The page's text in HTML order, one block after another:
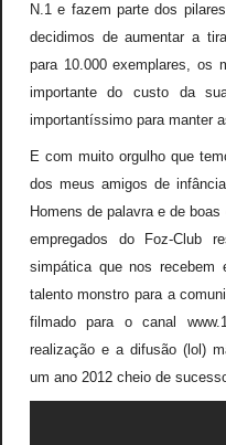
N.1 e fazem parte dos
decidimos de aumentar a
para 10.000 exemplares, os
importante do custo da
importantíssimo para manter
E com muito orgulho que
dos meus amigos de
Homens de palavra e de
empregados do Foz-Club
simpática que nos
talento monstro para a
filmado para o canal
realização e a difusão (lol)
um ano 2012 cheio de